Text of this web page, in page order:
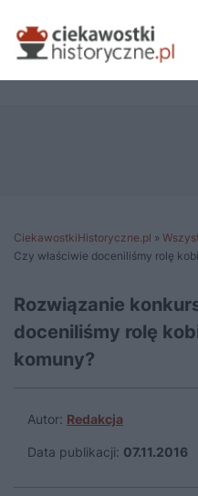
CiekawostkiHistoryczne.pl »
Czy właściwie doceniliśmy rolę
Rozwiązanie
doceniliśmy rolę
komuny?
Autor: Redakcja
Data publikacji: 07.11.2016